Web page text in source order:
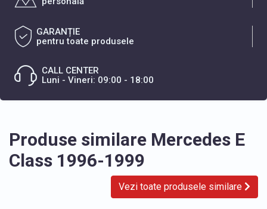
GARANȚIE
pentru toate produsele
CALL CENTER
Luni - Vineri: 09:00 - 18:00
Produse similare Mercedes E
Class 1996-1999
Vezi toate produsele similare